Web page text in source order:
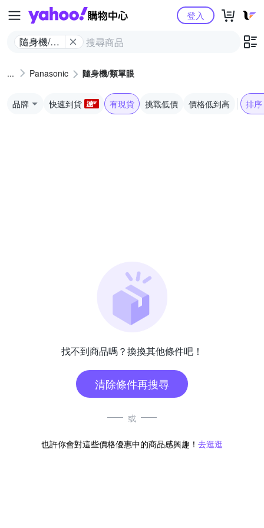
Yahoo購物中心
隨身機/類
登入
Panasonic 隨身機/類單眼
品牌 快速到貨 有現貨 挑戰低價 價格低到高 排序
找不到商品嗎？換換其他條件吧！
清除條件再搜尋
或
也許你會對這些價格優惠中的商品感興趣！ 去逛逛